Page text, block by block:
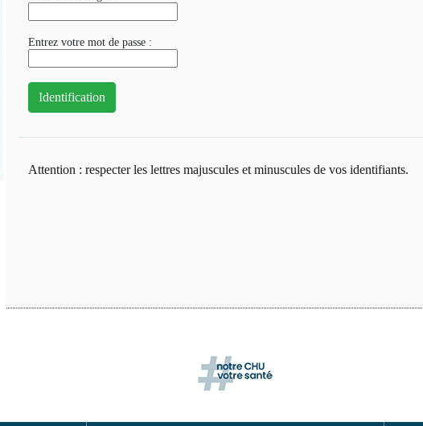
Entrez votre mot de passe :
Attention : respecter les lettres majuscules et minuscules de vos identifiants.